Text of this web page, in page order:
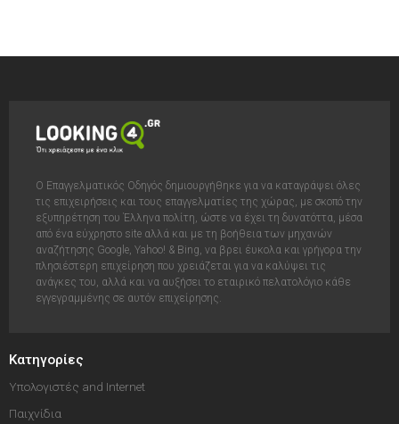
Ο Επαγγελματικός Οδηγός δημιουργήθηκε για να καταγράψει όλες
τις επιχειρήσεις και τους επαγγελματίες της χώρας, με σκοπό την
εξυπηρέτηση του Έλληνα πολίτη, ώστε να έχει τη δυνατόττα, μέσα
από ένα εύχρηστο site αλλά και με τη βοήθεια των μηχανών
αναζήτησης Google, Yahoo! & Bing, να βρει έυκολα και γρήγορα την
πλησιέστερη επιχείρηση που χρειάζεται για να καλύψει τις
ανάγκες του, αλλά και να αυξήσει το εταιρικό πελατολόγιο κάθε
εγγεγραμμένης σε αυτόν επιχείρησης.
Κατηγορίες
Υπολογιστές and Internet
Παιχνίδια